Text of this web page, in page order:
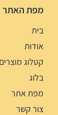
מפת האתר
בית
אודות
קטלוג מוצרים
בלוג
מפת אתר
צור קשר